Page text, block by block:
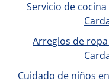
Servicio de
Arreglos de
Cuidado de niños